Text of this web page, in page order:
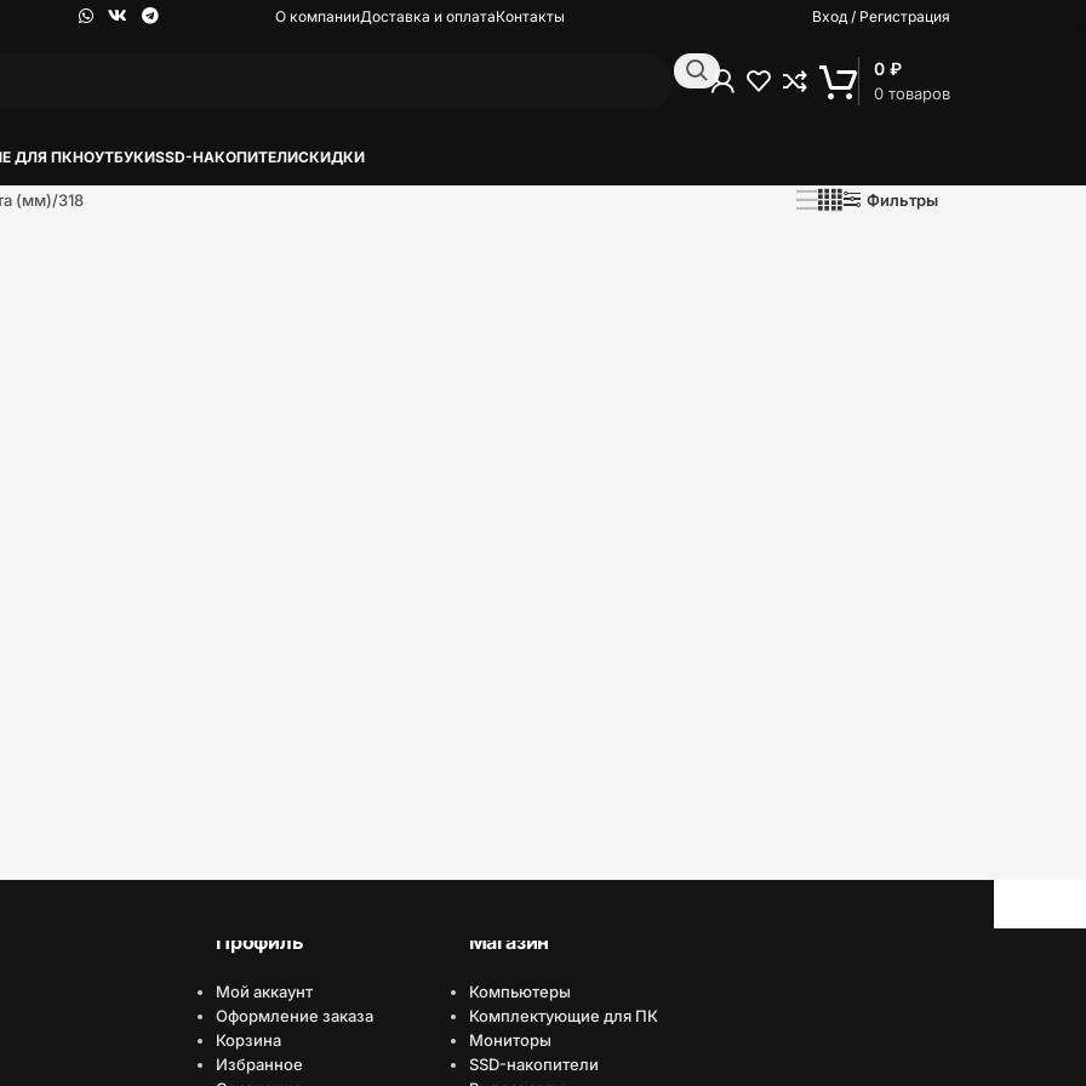
О компанииДоставка и оплатаКонтакты Вход / Регистрация
0 товаров
0 ₽
ДЛЯ ПКНОУТБУКИSSD-НАКОПИТЕЛИСКИДКИ
(мм) 318 Фильтры
Профиль
Мой аккаунт
Оформление заказа
Корзина
Избранное
Магазин
Компьютеры
Комплектующие для ПК
Мониторы
SSD-накопители